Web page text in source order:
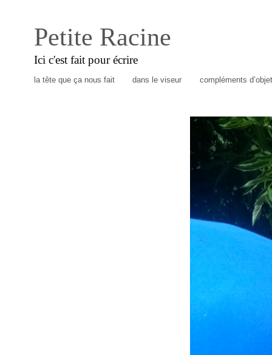
Petite Racine
Ici c'est fait pour écrire
la tête que ça nous fait dans le viseur compléments